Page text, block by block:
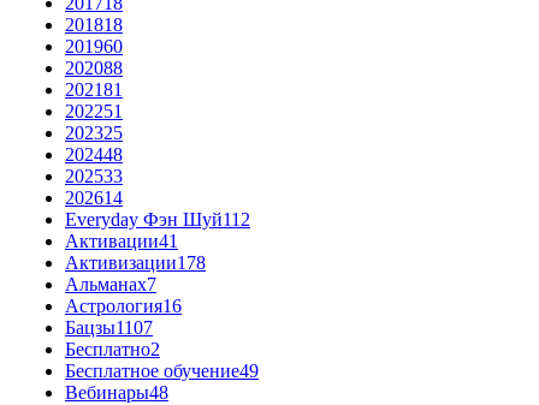
201818
201960
202088
202181
202251
202325
202448
202533
202614
Everyday Фэн Шуй112
Активации41
Активизации178
Альманах7
Астрология16
Бацзы1107
Бесплатно2
Бесплатное обучение49
Вебинары48